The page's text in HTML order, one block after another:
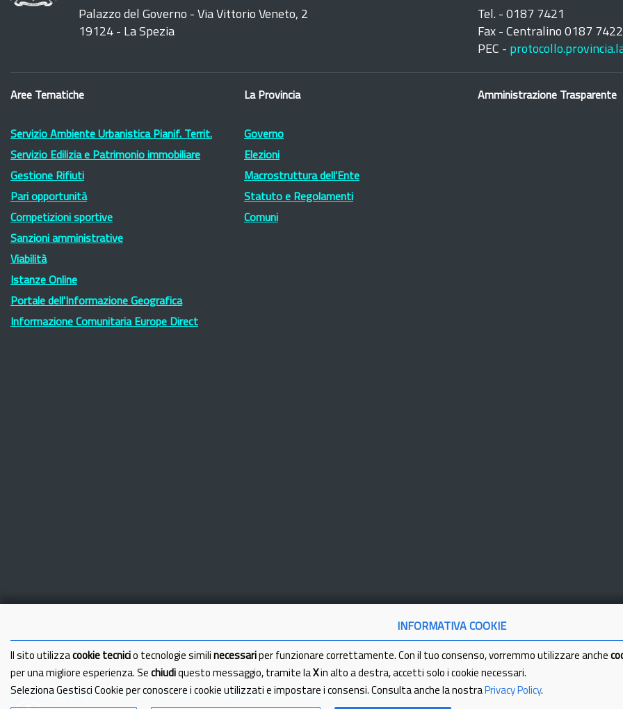
Palazzo del Governo - Via Vittorio Veneto, 2
19124 - La Spezia
Tel. - 0187 7421
Fax - Centralino 0187
PEC -
Aree Tematiche
Servizio Ambiente Urbanistica Pianif. Territ.
Servizio Edilizia e Patrimonio immobiliare
Gestione Rifiuti
Pari opportunità
Competizioni sportive
Sanzioni amministrative
Viabilità
Istanze Online
Portale dell'Informazione Geografica
Informazione Comunitaria Europe Direct
La Provincia
Governo
Elezioni
Macrostruttura dell'Ente
Statuto e Regolamenti
Comuni
Amministrazione Trasparente
Come raggiungerci Link Utili IBAN e pagamenti informatici
Partita Iva
INFORMATIVA COOKIE
Il sito utilizza cookie tecnici o tecnologie simili necessari per funzionare correttamente. Con il tuo consenso, vorremmo utilizzare anche
per una migliore esperienza. Se chiudi questo messaggio, tramite la Xin alto a destra, accetti solo i cookie necessari.
Seleziona Gestisci Cookie per conoscere i cookie utilizzati e impostare i consensi. Consulta anche la nostra Privacy Policy.